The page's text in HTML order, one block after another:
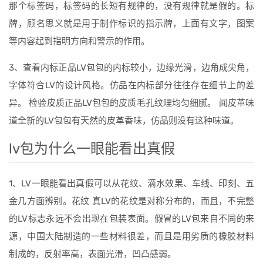
那个标签码，标签码的长短有规律的，没有规律就是假的。标
牌，顾名思义就是用于制作标识的指示牌，上面有文字，图案
等内容起到指明方向和警示的作用。
3、查看内标正品LV包包的内标较小，边缘光滑，边角成尖角，
字体符合LV的设计风格。仿品在内标部分往往存在细节上的差
异。 检验皮质正品LV包包的皮质毛孔纹理均匀细腻。 闻皮革味
道全新的LV包包有天然的皮革香味，仿品则没有这种味道。
lv包为什么一眼能看出真假
1、LV一眼能看出真假可以从花纹、滴水效果、车线、印刻、五
金几方面辨别。花纹 真LV的花纹是对称分布的，而且，不完整
的LV标志永远不会出现在包装表面。假冒的LV包来自不同的来
源，中国大陆制造的一些材料很差，而且是用劣质的橡胶材料
制成的，反射率高，表面光滑，凹凸感弱。